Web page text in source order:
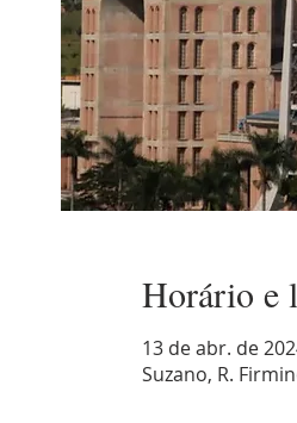
Horário e
13 de abr. de
Suzano, R.